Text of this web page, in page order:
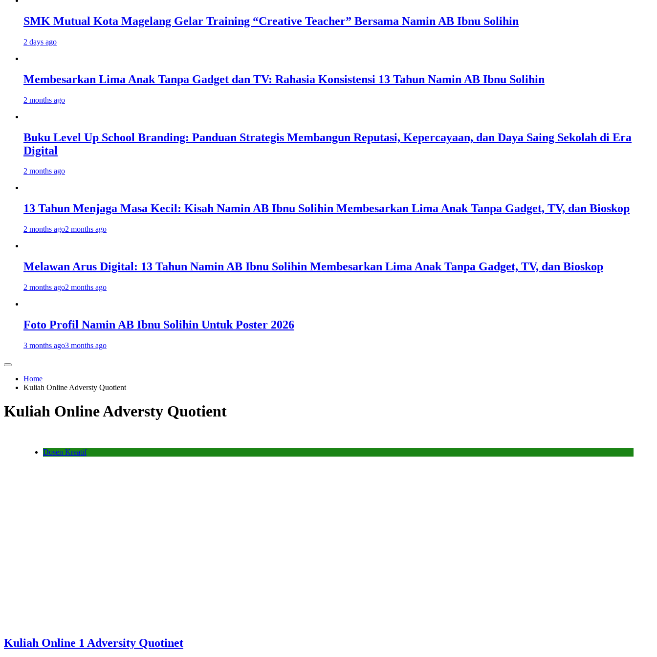
SMK Mutual Kota Magelang Gelar Training “Creative Teacher” Bersama Namin AB Ibnu Solihin
2 days ago
Membesarkan Lima Anak Tanpa Gadget dan TV: Rahasia Konsistensi 13 Tahun Namin AB Ibnu Solihin
2 months ago
Buku Level Up School Branding: Panduan Strategis Membangun Reputasi, Kepercayaan, dan Daya Saing Sekolah di Era
Digital
2 months ago
13 Tahun Menjaga Masa Kecil: Kisah Namin AB Ibnu Solihin Membesarkan Lima Anak Tanpa Gadget, TV, dan Bioskop
2 months ago2 months ago
Melawan Arus Digital: 13 Tahun Namin AB Ibnu Solihin Membesarkan Lima Anak Tanpa Gadget, TV, dan Bioskop
2 months ago2 months ago
Foto Profil Namin AB Ibnu Solihin Untuk Poster 2026
3 months ago3 months ago
Home
Kuliah Online Adversty Quotient
Kuliah Online Adversty Quotient
Dosen Kreatif
Kuliah Online 1 Adversity Quotinet